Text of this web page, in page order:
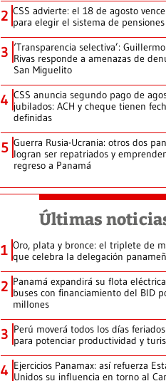
2 CSS advierte: el 18 de agosto
para elegir el sistema de pensiones
3 ‘Transparencia selectiva’:
Rivas responde a amenazas de
San Miguelito
4 CSS anuncia segundo pago de
jubilados: ACH y cheque tienen
definidas
5 Guerra Rusia-Ucrania: otros dos
logran ser repatriados y
regreso a Panamá
Últimas
1 Oro, plata y bronce: el triplete de
que celebra la delegación
2 Panamá expandirá su flota
buses con financiamiento del BID
millones
3 Perú moverá todos los días
para potenciar productividad y
4 Ejercicios Panamax: así refuerza
Unidos su influencia en torno al